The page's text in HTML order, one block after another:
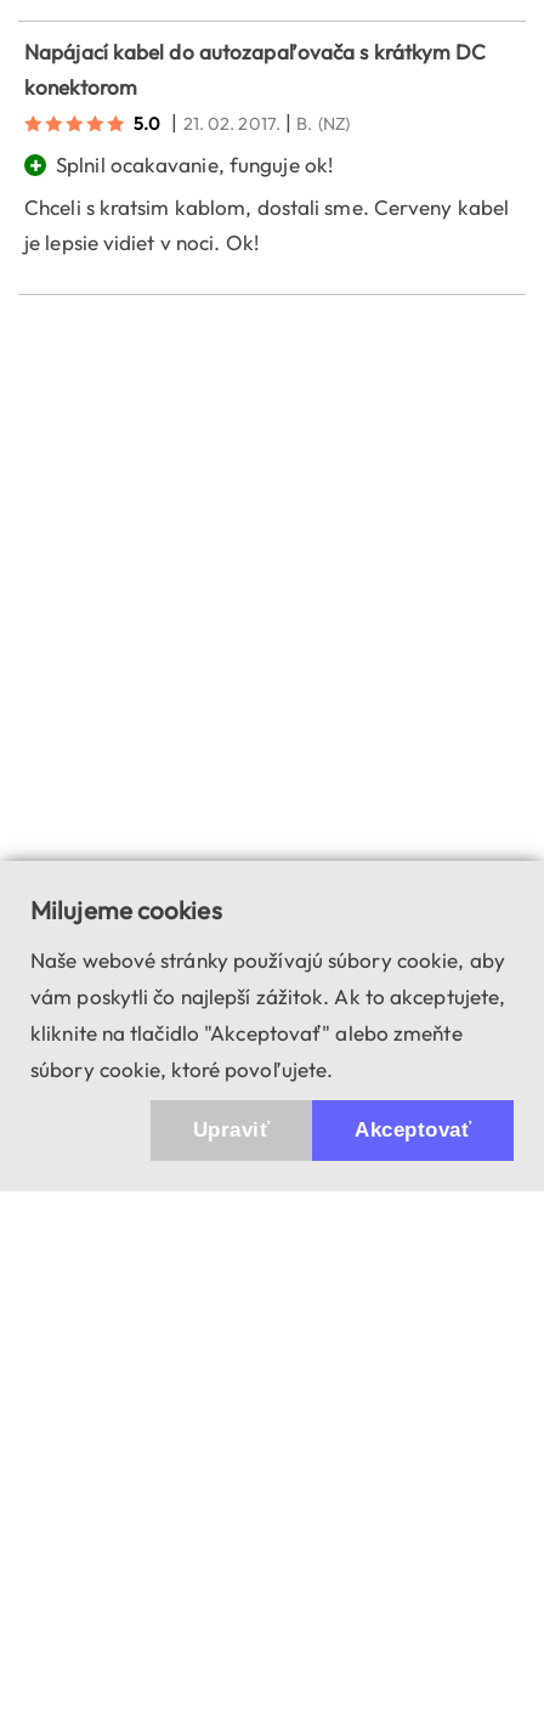
Napájací kabel do autozapaľovača s krátkym DC
konektorom
5.0 | 21. 02. 2017. | B. (NZ)
+ Splnil ocakavanie, funguje ok!
Chceli s kratsim kablom, dostali sme. Cerveny kabel
je lepsie vidiet v noci. Ok!
Milujeme cookies
Naše webové stránky používajú súbory cookie, aby
vám poskytli čo najlepší zážitok. Ak to akceptujete,
kliknite na tlačidlo "Akceptovať" alebo zmeňte
súbory cookie, ktoré povoľujete.
Akceptovať
Upraviť